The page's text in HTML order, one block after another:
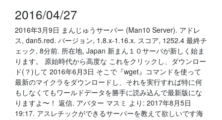
2016/04/27
2016年3月9日 まんじゅうサーバー (Man10 Server). アドレ
ス, dan5.red. バージョン, 1.8.x-1.16.x. スコア, 1252.4 最終チ
ェック, 8分前. 所在地, Japan 新まん１０サーバが新しく始ま
ります。 原始時代から高度な これをクリックし、ダウンロー
ド(？)して 2016年6月3日 そこで『wget』コマンドを使って
最新のマイクラをダウンロードし、それを実行すれば特に何
もしなくてもワールドデータを勝手に読み込んで最新版にな
りますよ〜！ 返信. アバター マスミ より: 2017年8月5日
19:17. アスレチックができるサーバーを教えて欲しいです海